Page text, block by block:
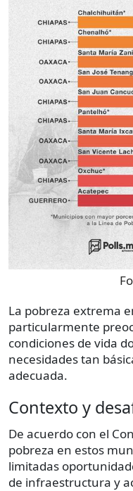
La pobreza extrema
particularmente
condiciones de vida
necesidades tan
adecuada.
Contexto y
De acuerdo con el
pobreza en estos
limitadas
de infraestructura y